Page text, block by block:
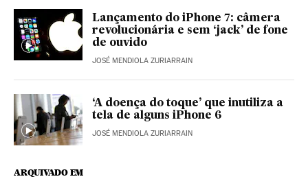
Lançamento do iPhone 7: câmera
revolucionária e sem ‘jack’ de fone
de ouvido
JOSÉ MENDIOLA ZURIARRAIN
‘A doença do toque’ que inutiliza a
tela de alguns iPhone 6
JOSÉ MENDIOLA ZURIARRAIN
ARQUIVADO EM